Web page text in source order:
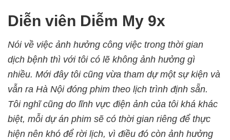
Diễn viên Diễm My 9x
Nói về việc ảnh hưởng công việc trong thời gian
dịch bệnh thì với tôi có lẽ không ảnh hưởng gì
nhiều. Mới đây tôi cũng vừa tham dự một sự kiện và
vẫn ra Hà Nội đóng phim theo lịch trình định sẵn.
Tôi nghĩ cũng do lĩnh vực điện ảnh của tôi khá khác
biệt, mỗi dự án phim sẽ có thời gian riêng để thực
hiện nên khó để rời lịch, vì điều đó còn ảnh hưởng